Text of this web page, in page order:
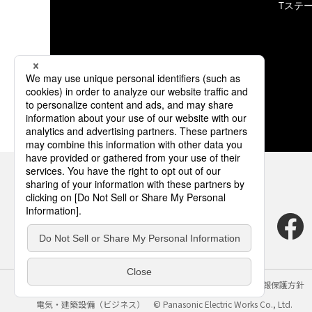
Tステ
サイトのご利用にあたって クッキーポリシー
個人情報保護方針
電気・建築設備（ビジネス）
© Panasonic Electric Works Co., Ltd.